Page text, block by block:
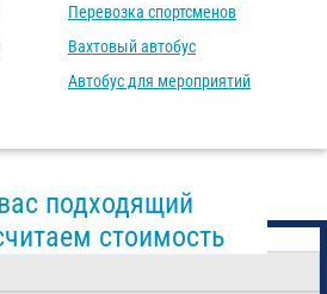
Перевозка спортсменов
Вахтовый автобус
Автобус для мероприятий
подходящий
стоимость